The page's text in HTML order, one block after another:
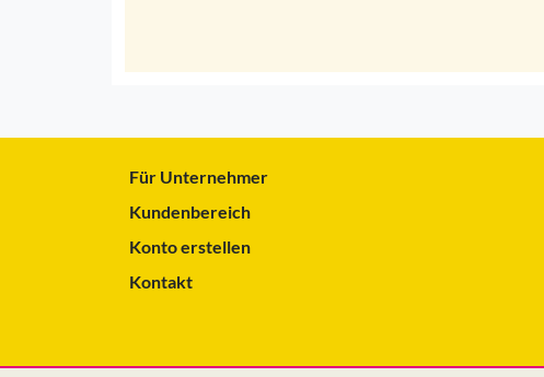
Für Unternehmer
Kundenbereich
Konto erstellen
Kontakt